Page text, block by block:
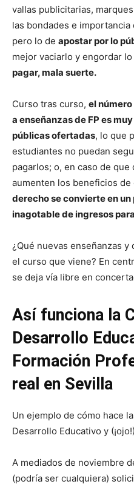
vallas publicitarias,
las bondades e
pero lo de apostar por lo
mejor vaciarlo y engordar
pagar, mala suerte.
Curso tras curso, el
a enseñanzas de FP es
públicas ofertadas, lo que
estudiantes no puedan
pagarlos; o, en caso de
aumenten los beneficios de
derecho se convierte en
inagotable de ingresos
¿Qué nuevas enseñanzas
el curso que viene? En
se deja vía libre en
Así funciona la
Desarrollo
Formación
real en Sevilla
Un ejemplo de cómo hace
Desarrollo Educativo y
A mediados de noviembre
(podría ser cualquiera)